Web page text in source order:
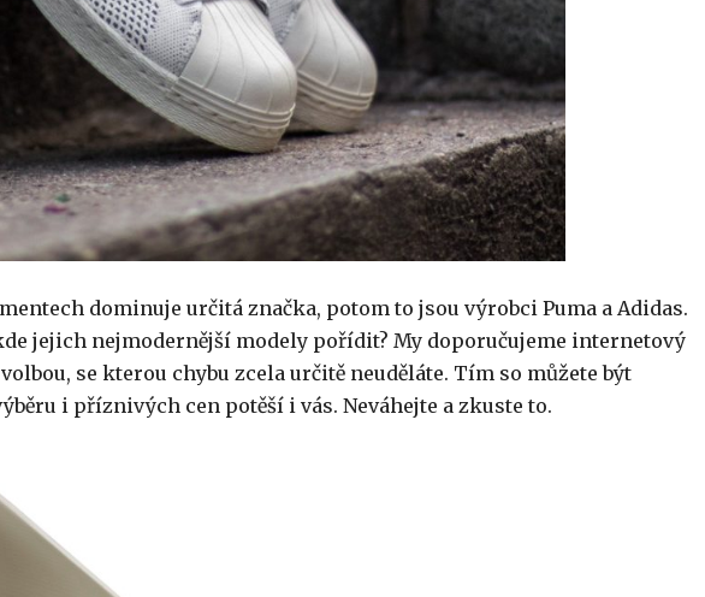
dominuje určitá značka, potom to jsou výrobci Puma a Adidas.
jejich nejmodernější modely pořídit? My doporučujeme internetový
se kterou chybu zcela určitě neuděláte. Tím so můžete být
i příznivých cen potěší i vás. Neváhejte a zkuste to.